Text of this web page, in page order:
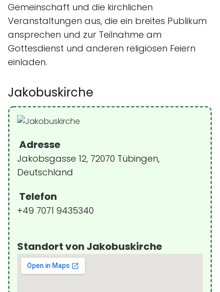
Gemeinschaft und die kirchlichen
Veranstaltungen aus, die ein breites Publikum
ansprechen und zur Teilnahme am
Gottesdienst und anderen religiösen Feiern
einladen.
Jakobuskirche
Adresse
Jakobsgasse 12, 72070 Tübingen,
Deutschland
Telefon
+49 7071 9435340
Standort von Jakobuskirche